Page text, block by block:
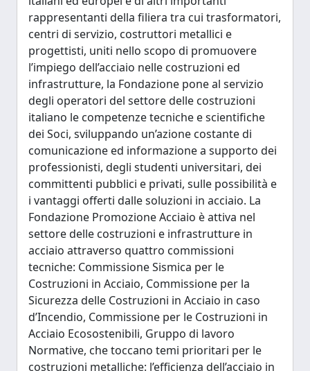
rappresentanti della filiera tra cui trasformatori,
centri di servizio, costruttori metallici e
progettisti, uniti nello scopo di promuovere
l’impiego dell’acciaio nelle costruzioni ed
infrastrutture, la Fondazione pone al servizio
degli operatori del settore delle costruzioni
italiano le competenze tecniche e scientifiche
dei Soci, sviluppando un’azione costante di
comunicazione ed informazione a supporto dei
professionisti, degli studenti universitari, dei
committenti pubblici e privati, sulle possibilità e
i vantaggi offerti dalle soluzioni in acciaio. La
Fondazione Promozione Acciaio è attiva nel
settore delle costruzioni e infrastrutture in
acciaio attraverso quattro commissioni
tecniche: Commissione Sismica per le
Costruzioni in Acciaio, Commissione per la
Sicurezza delle Costruzioni in Acciaio in caso
d’Incendio, Commissione per le Costruzioni in
Acciaio Ecosostenibili, Gruppo di lavoro
Normative, che toccano temi prioritari per le
costruzioni metalliche: l’efficienza dell’acciaio in